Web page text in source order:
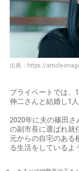
出典： https://article-
プライベートでは、
伸二さんと結婚し1
2020年に夫の篠田
の副市長に選ばれ就
元からの自宅のある
る生活をしているよ